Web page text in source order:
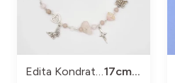
17cm+5